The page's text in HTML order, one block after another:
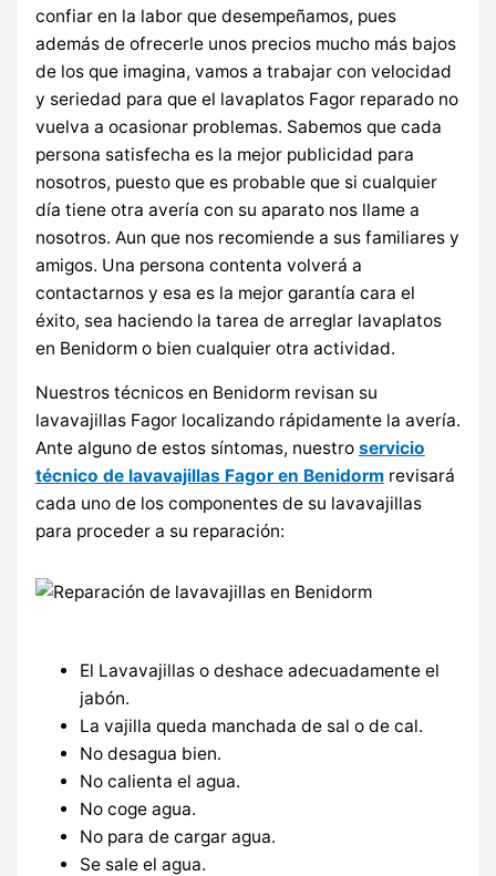
confiar en la labor que desempeñamos, pues
además de ofrecerle unos precios mucho más bajos
de los que imagina, vamos a trabajar con velocidad
y seriedad para que el lavaplatos Fagor reparado no
vuelva a ocasionar problemas. Sabemos que cada
persona satisfecha es la mejor publicidad para
nosotros, puesto que es probable que si cualquier
día tiene otra avería con su aparato nos llame a
nosotros. Aun que nos recomiende a sus familiares y
amigos. Una persona contenta volverá a
contactarnos y esa es la mejor garantía cara el
éxito, sea haciendo la tarea de arreglar lavaplatos
en Benidorm o bien cualquier otra actividad.
Nuestros técnicos en Benidorm revisan su
lavavajillas Fagor localizando rápidamente la avería.
Ante alguno de estos síntomas, nuestro servicio
técnico de lavavajillas Fagor en Benidorm revisará
cada uno de los componentes de su lavavajillas
para proceder a su reparación:
El Lavavajillas o deshace adecuadamente el
jabón.
La vajilla queda manchada de sal o de cal.
No desagua bien.
No calienta el agua.
No coge agua.
No para de cargar agua.
Se sale el agua.